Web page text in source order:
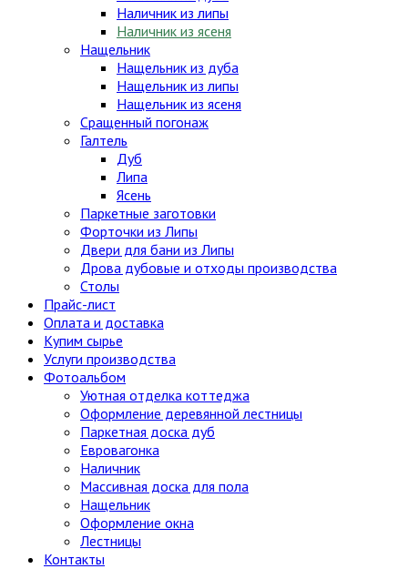
Наличник из липы
Наличник из ясеня
Нащельник
Нащельник из дуба
Нащельник из липы
Нащельник из ясеня
Сращенный погонаж
Галтель
Дуб
Липа
Ясень
Паркетные заготовки
Форточки из Липы
Двери для бани из Липы
Дрова дубовые и отходы производства
Столы
Прайс-лист
Оплата и доставка
Купим сырье
Услуги производства
Фотоальбом
Уютная отделка коттеджа
Оформление деревянной лестницы
Паркетная доска дуб
Евровагонка
Наличник
Массивная доска для пола
Нащельник
Оформление окна
Лестницы
Контакты